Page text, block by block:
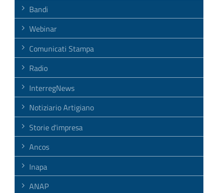
Bandi
Webinar
Comunicati Stampa
Radio
InterregNews
Notiziario Artigiano
Storie d'impresa
Ancos
Inapa
ANAP